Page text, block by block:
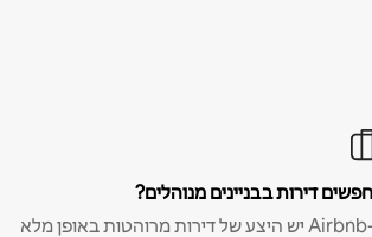
דירות בבניינים מנוהלים?
ב-Airbnb יש היצע של דירות מרוהטות באופן מלא